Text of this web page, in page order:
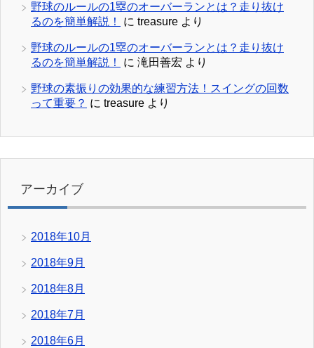
野球のルールの1塁のオーバーランとは？走り抜け
るのを簡単解説！
に treasure より
野球のルールの1塁のオーバーランとは？走り抜け
るのを簡単解説！
に 滝田善宏 より
野球の素振りの効果的な練習方法！スイングの回数
って重要？ に treasure より
アーカイブ
2018年10月
2018年9月
2018年8月
2018年7月
2018年6月